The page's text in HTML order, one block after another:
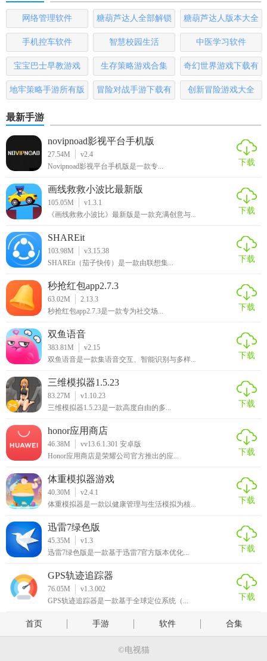
网络管理软件
糖葫芦达人全部解锁
版
糖葫芦达人版本大全
手机控车软件 智慧校园生活 中医学习软件
宝宝巴士早教游戏 生存策略游戏合集
奇幻世界游戏下载有
哪些
地牢策略手游所有版
冒险对战手游下载有
创新冒险游戏大全
最新手游
novipnoad影视平台手机版
27.54M
v2.4
Novipnoad影视平台手机版是一款专...
下载
画线救救小波比最新版
105.05M
v1.3.1
《画线救救小波比》最新版是一款充满创意与...
下载
SHAREit
103.98M
v3.15.38
SHAREit（茄子快传）是一款由联想集...
下载
秒抢红包app2.7.3
63.02M
2.13.3
秒抢红包app2.7.3是一款专为社交场...
下载
双鱼语音
383.81M
v2.15
双鱼语音是一款集语音交互、智能识别与多样...
下载
三维模拟器1.5.23
83.27M
v1.10.23
三维模拟器1.5.23是一款高度自由的多...
下载
honor应用商店
46.38M
vv13.6.1.301 安卓版
Honor应用商店是荣耀公司官方推出的应...
下载
体重模拟器游戏
40.30M
v2.4.1
体重模拟器是一款以健康管理与生活模拟为核...
下载
迅雷7绿色版
45.35M
v1.3
迅雷7绿色版是一款基于迅雷7官方版本优化...
下载
GPS轨迹追踪器
76.05M
v1.3.002
GPS轨迹追踪器是一款基于全球定位系统（...
下载
首页 手游 软件 合集
©电视猫